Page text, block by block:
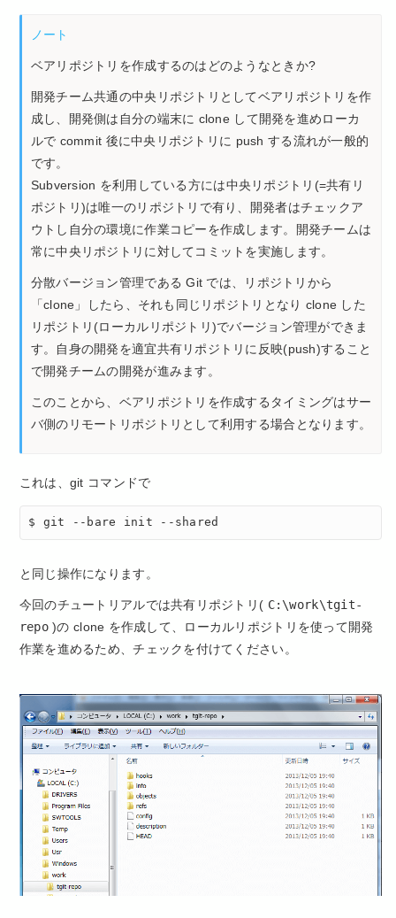
ノート
ベアリポジトリを作成するのはどのようなときか?
開発チーム共通の中央リポジトリとしてベアリポジトリを作
成し、開発側は自分の端末に clone して開発を進めローカ
ルで commit 後に中央リポジトリに push する流れが一般的
です。
Subversion を利用している方には中央リポジトリ(=共有リ
ポジトリ)は唯一のリポジトリで有り、開発者はチェックア
ウトし自分の環境に作業コピーを作成します。開発チームは
常に中央リポジトリに対してコミットを実施します。
分散バージョン管理である Git では、リポジトリから
「clone」したら、それも同じリポジトリとなり clone した
リポジトリ(ローカルリポジトリ)でバージョン管理ができま
す。自身の開発を適宜共有リポジトリに反映(push)すること
で開発チームの開発が進みます。
このことから、ベアリポジトリを作成するタイミングはサー
バ側のリモートリポジトリとして利用する場合となります。
これは、git コマンドで
$ git --bare init --shared
と同じ操作になります。
今回のチュートリアルでは共有リポジトリ( C:\work\tgit-
repo)の clone を作成して、ローカルリポジトリを使って開発
作業を進めるため、チェックを付けてください。